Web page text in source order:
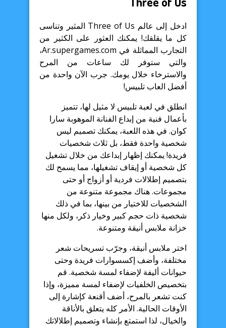
ادخل إلى عالم Three of Us المثير وتناسى
كل ما يقلقك! يمكنك العثور على الكثير من
التجارب المماثلة في Ar.supergames.com،
والتي ستوفر لك ساعات من المرح
والاسترخاء خلال يومك. جرب الآن واحدة من
أفضل العاب تلبيس!
انطلق في لعبة تلبيس لا مثيل لها، تتميز
بأعمال فنية من إبداع الفنانة الموهوبة سارا
كوان. في هذه اللعبة، يمكنك تصميم ليس
شخصية واحدة فقط، بل ثلاث شخصيات
فريدة! يمكنك إظهار إبداعك من خلال تشغيل
كل شخصية أو إيقاف تشغيلها، مما يسمح لك
بتصميم إطلالات فردية أو أزواج أو حتى
مجموعات. هناك مجموعة متنوعة من
الشخصيات للاختيار من بينها، بما في ذلك
شخصية ذات حجم كبير وخيار ذكر، ولكل منها
خزانة ملابس أنيقة ومتنوعة.
اختر ملابس أنيقة، وجرّب تسريحات شعر
مختلفة، وأضف إكسسوارات فريدة وحتى
حيوانات أليفة لإضفاء لمسة شخصية. قم
بتخصيص الخلفيات لإضفاء لمسة مميزة، وإذا
كنت تشعر بالمرح، أضف أقنعة كإشارة إلى
الأوقات الحالية. الأمر كله يتعلق بالأناقة
والخيال، لذا استمتع بإنشاء وتصميم إطلالاتك